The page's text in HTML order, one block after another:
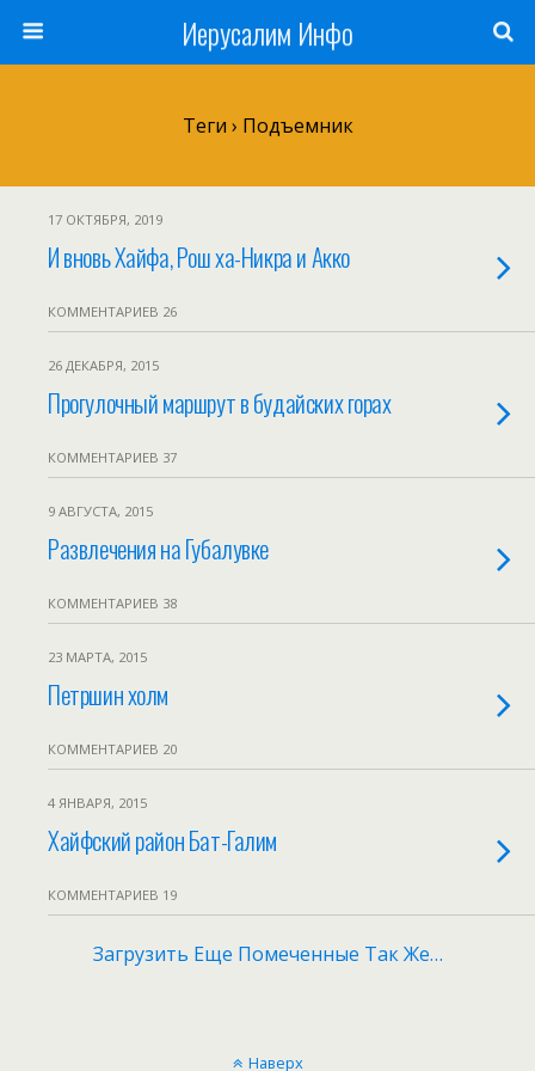
Иерусалим Инфо
Теги › Подъемник
17 ОКТЯБРЯ, 2019
И вновь Хайфа, Рош ха-Никра и Акко
КОММЕНТАРИЕВ 26
26 ДЕКАБРЯ, 2015
Прогулочный маршрут в будайских горах
КОММЕНТАРИЕВ 37
9 АВГУСТА, 2015
Развлечения на Губалувке
КОММЕНТАРИЕВ 38
23 МАРТА, 2015
Петршин холм
КОММЕНТАРИЕВ 20
4 ЯНВАРЯ, 2015
Хайфский район Бат-Галим
КОММЕНТАРИЕВ 19
Загрузить Еще Помеченные Так Же…
Наверх